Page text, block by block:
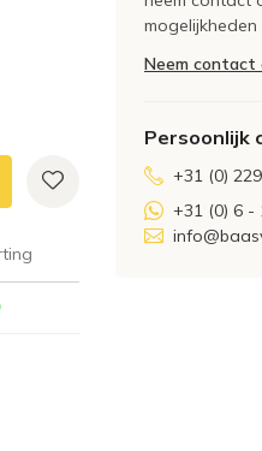
mogelijkheden
Neem contact
Persoonlijk
+31 (0)
+31 (0) 6 -